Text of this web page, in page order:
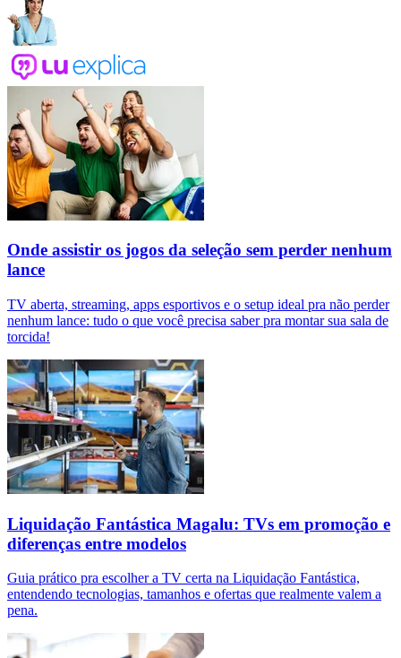
Onde assistir os jogos da seleção sem perder nenhum
lance
TV aberta, streaming, apps esportivos e o setup ideal pra não perder
nenhum lance: tudo o que você precisa saber pra montar sua sala de
torcida!
Liquidação Fantástica Magalu: TVs em promoção e
diferenças entre modelos
Guia prático pra escolher a TV certa na Liquidação Fantástica,
entendendo tecnologias, tamanhos e ofertas que realmente valem a
pena.